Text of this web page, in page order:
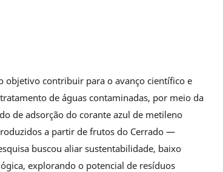
objetivo contribuir para o avanço científico e
de águas contaminadas, por meio da
de adsorção do corante azul de metileno
a partir de frutos do Cerrado —
buscou aliar sustentabilidade, baixo
explorando o potencial de resíduos